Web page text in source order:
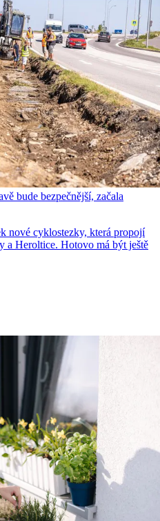
bude bezpečnější, začala
nové cyklostezky, která propojí
a Heroltice. Hotovo má být ještě